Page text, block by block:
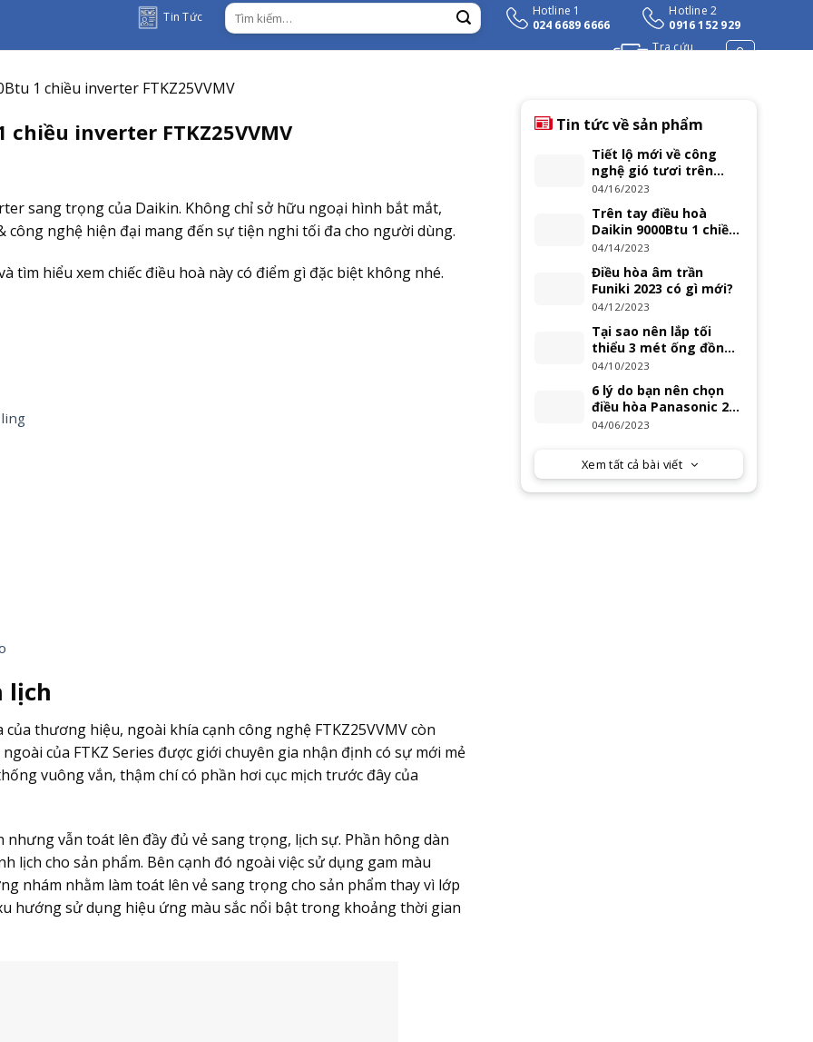
Tin Tức
Tìm
kiếm:
Hotline 1
024 6689 6666
Hotline 2
0916 152 929
Tra cứu
1 chiều inverter FTKZ25VVMV
inverter FTKZ25VVMV
sang trọng của Daikin. Không chỉ sở hữu ngoại hình bắt mắt,
công nghệ hiện đại mang đến sự tiện nghi tối đa cho người dùng.
tìm hiểu xem chiếc điều hoà này có điểm gì đặc biệt không nhé.
lịch
thương hiệu, ngoài khía cạnh công nghệ FTKZ25VVMV còn
của FTKZ Series được giới chuyên gia nhận định có sự mới mẻ
vuông vắn, thậm chí có phần hơi cục mịch trước đây của
nhưng vẫn toát lên đầy đủ vẻ sang trọng, lịch sự. Phần hông dàn
lịch cho sản phẩm. Bên cạnh đó ngoài việc sử dụng gam màu
nhám nhằm làm toát lên vẻ sang trọng cho sản phẩm thay vì lớp
hướng sử dụng hiệu ứng màu sắc nổi bật trong khoảng thời gian
Tin tức về sản phẩm
Tiết lộ mới về công
nghệ gió tươi trên
điều hoà Casper 2023
04/16/2023
Trên tay điều hoà
Daikin 9000Btu 1 chiều
inverter FTKZ25VVMV
04/14/2023
Điều hòa âm trần
Funiki 2023 có gì mới?
04/12/2023
Tại sao nên lắp tối
thiểu 3 mét ống đồng
cho máy điều hoà treo
04/10/2023
6 lý do bạn nên chọn
điều hòa Panasonic 2
chiều inverter XZ
04/06/2023
Xem tất cả bài viết